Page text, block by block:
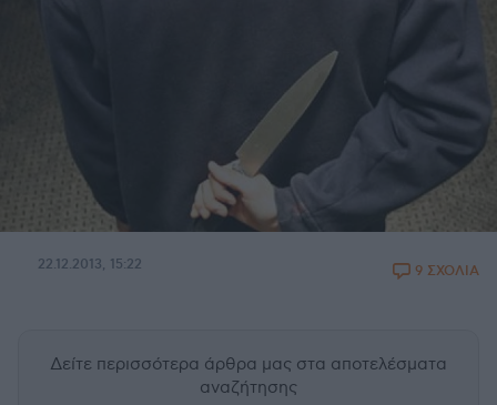
22.12.2013, 15:22 9 ΣΧΟΛΙΑ
Δείτε περισσότερα άρθρα μας στα αποτελέσματα
αναζήτησης